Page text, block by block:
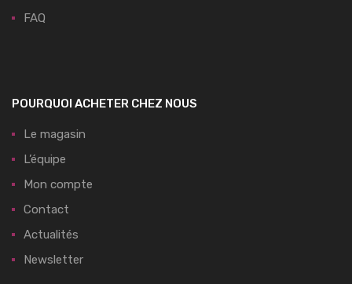
FAQ
POURQUOI ACHETER CHEZ NOUS
Le magasin
L’équipe
Mon compte
Contact
Actualités
Newsletter